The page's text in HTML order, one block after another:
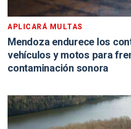
APLICARÁ MULTAS
Mendoza endurece los
vehículos y motos para
contaminación sonora